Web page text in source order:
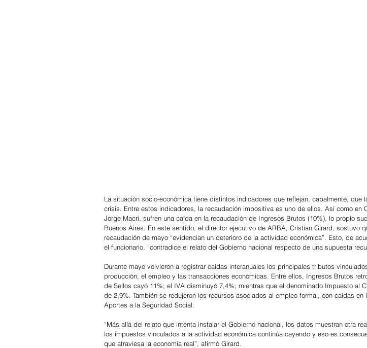
La situación socio-económica tiene distintos indicadores que reflejan, cabalmente, que
crisis. Entre estos indicadores, la recaudación impositiva es uno de ellos. Así como en
Jorge Macri, sufren una caída en la recaudación de Ingresos Brutos (10%), lo propio
Buenos Aires. En este sentido, el director ejecutivo de ARBA, Cristian Girard, sostuvo
recaudación de mayo “evidencian un deterioro de la actividad económica”. Esto, de
el funcionario, “contradice el relato del Gobierno nacional respecto de una supuesta
Durante mayo volvieron a registrar caídas interanuales los principales tributos
producción, el empleo y las transacciones económicas. Entre ellos, Ingresos Brutos
de Sellos cayó 11%; el IVA disminuyó 7,4%; mientras que el denominado Impuesto al
de 2,9%. También se redujeron los recursos asociados al empleo formal, con caídas en
Aportes a la Seguridad Social.
“Más allá del relato que intenta instalar el Gobierno nacional, los datos muestran otra
los impuestos vinculados a la actividad económica continúa cayendo y eso es
que atraviesa la economía real”, afirmó Girard.